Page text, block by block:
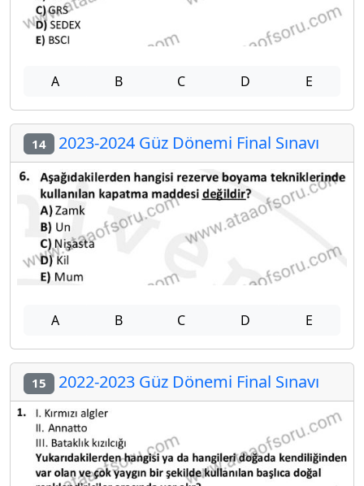
A B C D E
14 2023-2024 Güz Dönemi Final Sınavı
A B C D E
15 2022-2023 Güz Dönemi Final Sınavı